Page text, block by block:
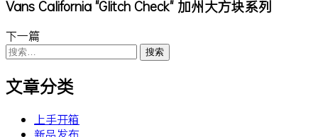
Vans California "Glitch Check" 加州大方块系列
下一篇
搜
索：
文章分类
上手开箱
新品发布